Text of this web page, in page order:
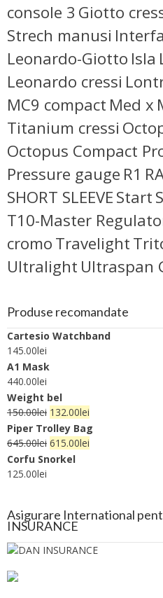
console 3 Giotto
Strech manusi
Leonardo-Giotto Isla
Leonardo cressi
MC9 compact Med x
Titanium cressi
Octopus Compact
Pressure gauge R1
SHORT SLEEVEStart
T10-Master
cromoTravelight
Ultralight Ultraspan
Produse recomandate
Cartesio Watchband
145.00lei
A1 Mask
440.00lei
Weight bel
150.00lei 132.00lei
Piper Trolley Bag
645.00lei 615.00lei
Corfu Snorkel
125.00lei
Asigurare International
INSURANCE